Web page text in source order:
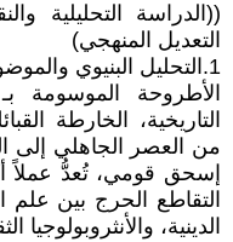
((الدراسة التحليلية
التعديل المنهجي)
1.التحليل البنيوي والموضوعي (Structural Analysis)
الأطروحة الموسومة
التاريخية، الخارطة
من العصر الجاهلي إلى
إسحق قومي، تُعدُّ عملاً
التقاطع الحرج بين علم
الدينية، والأنثروبولوجيا